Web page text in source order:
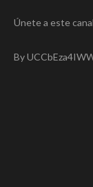
Únete a este
By